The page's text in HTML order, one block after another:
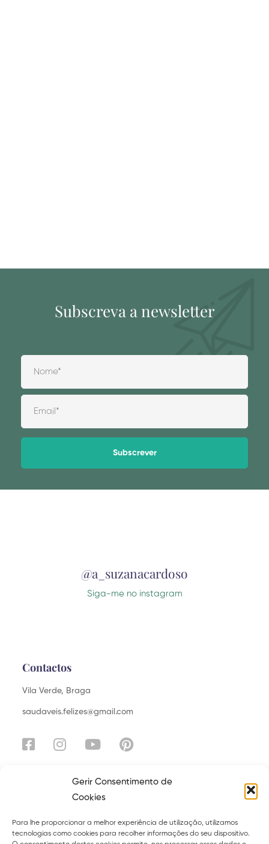
Gerir Consentimento de
Cookies
Para lhe proporcionar a melhor experiência de utilização, utilizamos
tecnologias como cookies para recolher informações do seu dispositivo.
Subscreva a newsletter
@a_suzanacardoso
Siga-me no instagram
Contactos
Vila Verde, Braga
saudaveis.felizes@gmail.com
Sobre Serviços